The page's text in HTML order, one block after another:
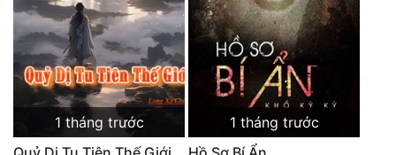
1 tháng trước
1 tháng trước